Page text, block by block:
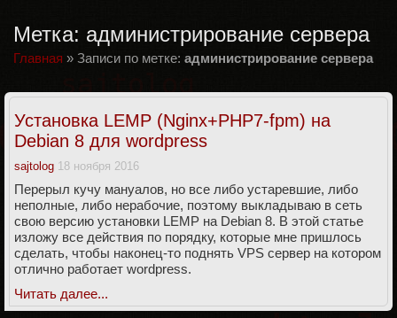
Метка: администрирование сервера
Главная » Записи по метке: администрирование сервера
Установка LEMP (Nginx+PHP7-fpm) на
Debian 8 для wordpress
sajtolog 18 ноября 2016
Перерыл кучу мануалов, но все либо устаревшие, либо
неполные, либо нерабочие, поэтому выкладываю в сеть
свою версию установки LEMP на Debian 8. В этой статье
изложу все действия по порядку, которые мне пришлось
сделать, чтобы наконец-то поднять VPS сервер на котором
отлично работает wordpress.
Читать далее...